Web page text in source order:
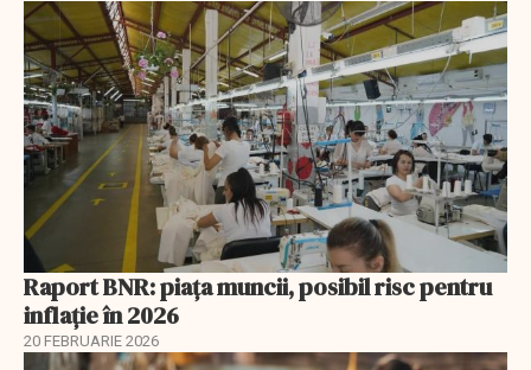
Raport BNR: piața muncii, posibil risc pentru
inflație în 2026
20 FEBRUARIE 2026